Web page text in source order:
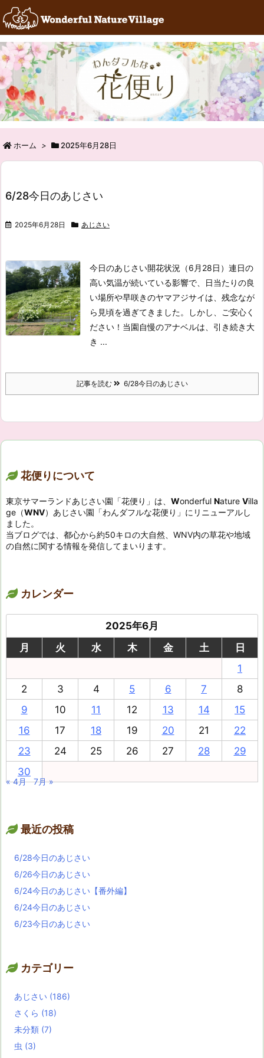
RSS Feedly
ホーム > 2025年6月28日
6/28今日のあじさい
2025年6月28日 あじさい
今日のあじさい開花状況（6月28日） 連日の
高い気温が続いている影響で、日当たりの良
い場所や早咲きのヤマアジサイは、残念なが
ら見頃を過ぎてきました。
しかし、ご安心く
ださい！当園自慢のアナベルは、引き続き大
き ...
記事を読む 6/28今日のあじさい
花便りについて
東京サマーランドあじさい園「花便り」は、 Wonderful Nature Villa
ge（WNV）あじさい園「わんダフルな花便り」にリニューアルし
ました。
当ブログでは、都心から約50キロの大自然、WNV内の草花や地域
の自然に関する情報を発信してまいります。
カレンダー
2025年6月
月
火 水 木 金 土
日
1
2
3 4 5 6 7
8
9
10 11 12 13 14
15
16
17 18 19 20 21
22
23
24 25 26 27 28
29
30
« 4月 7月 »
最近の投稿
6/28今日のあじさい
6/26今日のあじさい
6/24今日のあじさい【番外編】
6/24今日のあじさい
6/23今日のあじさい
カテゴリー
あじさい (186)
さくら (18)
未分類 (7)
虫 (3)